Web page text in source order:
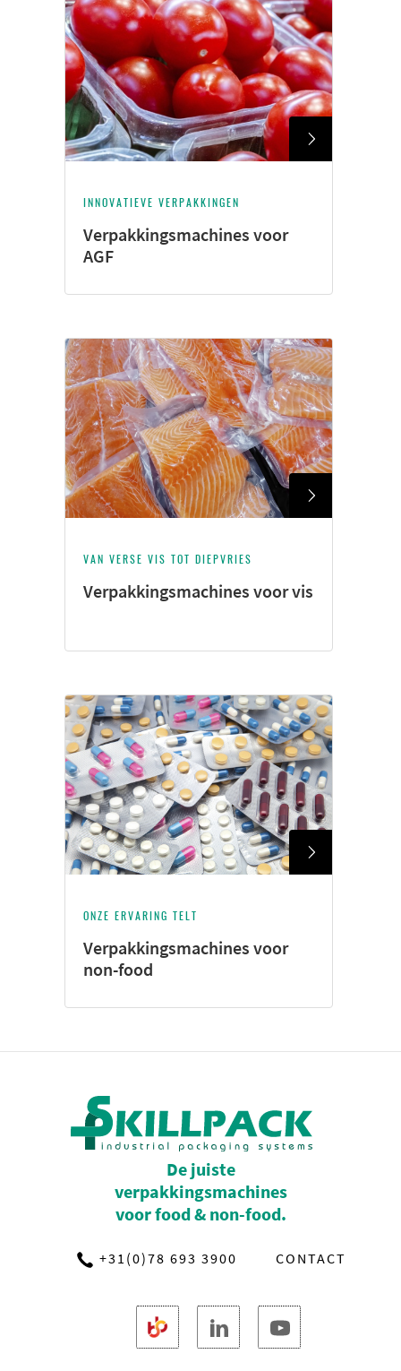
INNOVATIEVE VERPAKKINGEN
Verpakkingsmachines voor
AGF
VAN VERSE VIS TOT DIEPVRIES
Verpakkingsmachines voor vis
ONZE ERVARING TELT
Verpakkingsmachines voor
non-food
De juiste
verpakkingsmachines
voor food & non-food.
+31(0)78 693 3900 CONTACT